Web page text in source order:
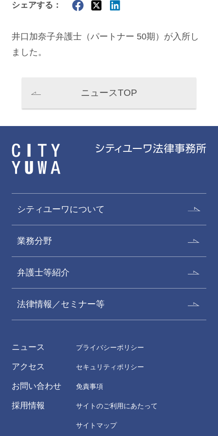
シェアする：
井口加奈子弁護士（パートナー 50期）が入所し
ました。
ニュースTOP
シティユーワについて
業務分野
弁護士等紹介
法律情報／セミナー等
ニュース
アクセス
お問い合わせ
採用情報
プライバシーポリシー
セキュリティポリシー
免責事項
サイトのご利用にあたって
サイトマップ